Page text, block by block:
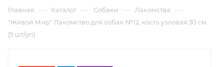
Главная — Каталог — Собаки — Лакомства —
"Живой Мир" Лакомство для собак №12, кость узловая 30 см.
(5 шт/уп)